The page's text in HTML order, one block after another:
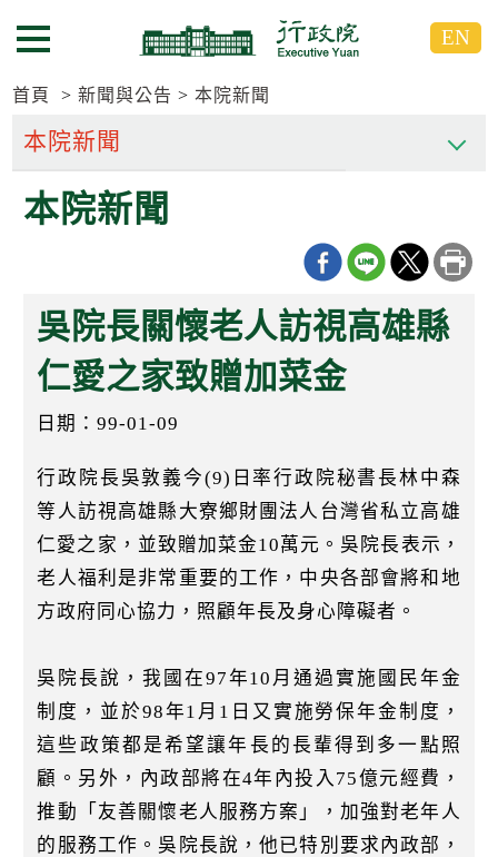
到
要
區
到
要
區
選單按鈕 EN
首頁 新聞與公告 本院新聞
本院新聞
吳院長關懷老人訪視高雄縣
仁愛之家致贈加菜金
日期：99-01-09
行政院長吳敦義今(9)日率行政院秘書長林中森
等人訪視高雄縣大寮鄉財團法人台灣省私立高雄
仁愛之家，並致贈加菜金10萬元。吳院長表示，
老人福利是非常重要的工作，中央各部會將和地
方政府同心協力，照顧年長及身心障礙者。
吳院長說，我國在97年10月通過實施國民年金
制度，並於98年1月1日又實施勞保年金制度，
這些政策都是希望讓年長的長輩得到多一點照
顧。另外，內政部將在4年內投入75億元經費，
推動「友善關懷老人服務方案」，加強對老年人
的服務工作。吳院長說，他已特別要求內政部，